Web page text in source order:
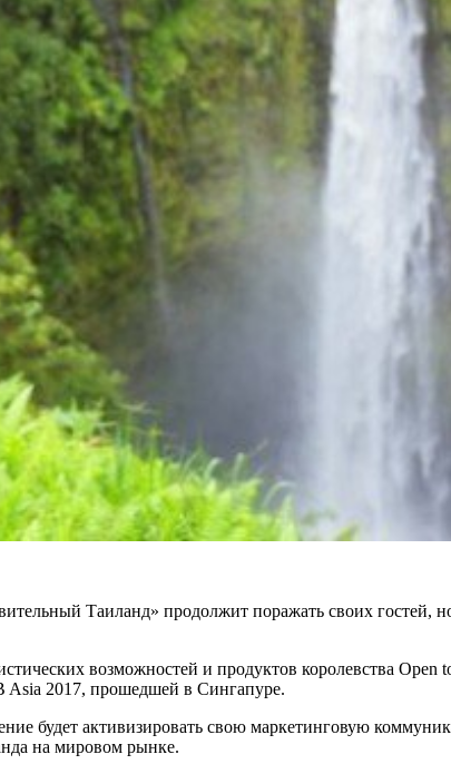
Таиланд» продолжит поражать своих гостей,
возможностей и продуктов королевства Open
Asia 2017, прошедшей в Сингапуре.
будет активизировать свою маркетинговую
на мировом рынке.